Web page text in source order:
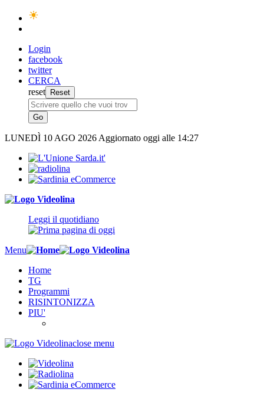
Login
facebook
twitter
CERCA
reset
LUNEDÌ 10 AGO 2026 Aggiornato oggi alle 14:27
Leggi il quotidiano
Menu
Home
TG
Programmi
RISINTONIZZA
PIU'
close menu